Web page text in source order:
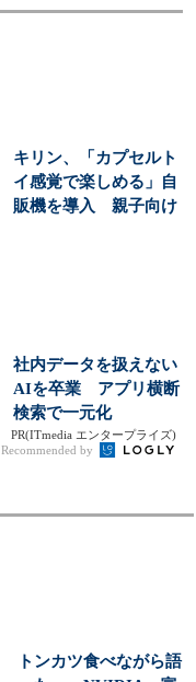
キリン、「カプセルト
イ感覚で楽しめる」自
販機を導入 親子向け
社内データを扱えない
AIを卒業 アプリ横断
検索で一元化
PR(ITmedia エンタープライズ)
Recommended by
トンカツ食べながら語